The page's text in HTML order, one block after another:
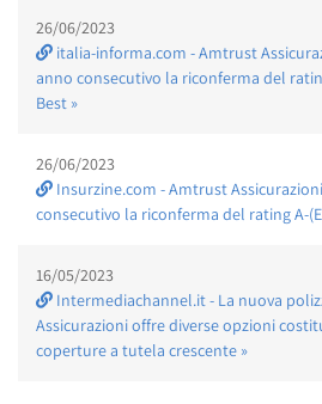
26/06/2023
italia-informa.com - Amtrust
anno consecutivo la riconferma del
Best »
26/06/2023
Insurzine.com - Amtrust
consecutivo la riconferma del rating A-
16/05/2023
Intermediachannel.it - La nuova
Assicurazioni offre diverse opzioni
coperture a tutela crescente »